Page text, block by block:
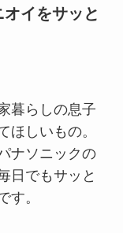
イをサッと
暮らしの息子
ほしいもの。
ナソニックの
日でもサッと
す。